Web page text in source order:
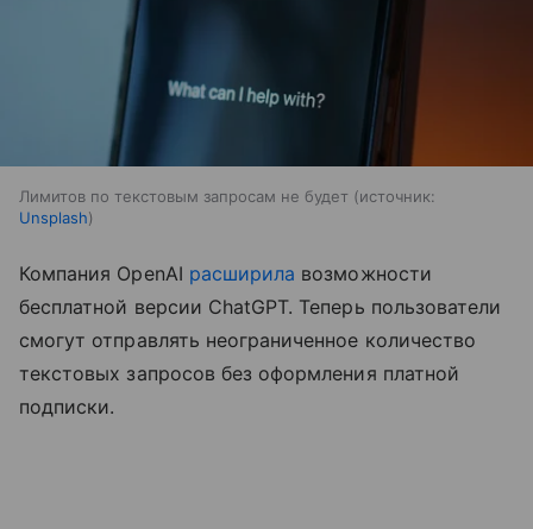
Лимитов по текстовым запросам не будет
источник:
Unsplash
Компания OpenAI расширила возможности
бесплатной версии ChatGPT. Теперь пользователи
смогут отправлять неограниченное количество
текстовых запросов без оформления платной
подписки.